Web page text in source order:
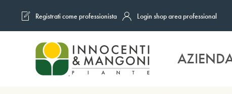
Skip to main content
Registrati come professionista Login shop area professional